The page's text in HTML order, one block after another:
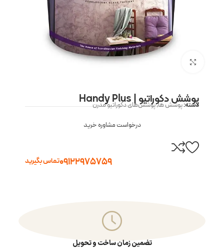
پوشش دکوراتیو | Handy Plus
دسته:پوشش ها,پوشش‌های دکوراتیو مدرن
درخواست مشاوره خرید
09122975759تماس بگیرید
تضمین زمان ساخت و تحویل